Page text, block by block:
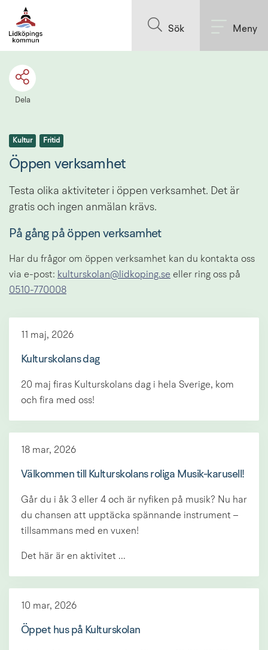
Sök Meny
Dela
Kultur Fritid
Öppen verksamhet
Testa olika aktiviteter i öppen verksamhet. Det är
gratis och ingen anmälan krävs.
På gång på öppen verksamhet
Har du frågor om öppen verksamhet kan du kontakta oss
via e-post: kulturskolan@lidkoping.se
0510-770008
11 maj, 2026
Kulturskolans dag
20 maj firas Kulturskolans dag i hela Sverige, kom
och fira med oss!
18 mar, 2026
Välkommen till Kulturskolans roliga Musik-karusell!
Går du i åk 3 eller 4 och är nyfiken på musik? Nu har
du chansen att upptäcka spännande instrument –
tillsammans med en vuxen!
Det här är en aktivitet ...
10 mar, 2026
Öppet hus på Kulturskolan